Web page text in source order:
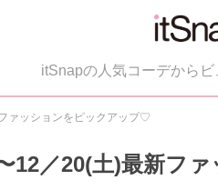
itSnapの人気コーデから
ァッションをピックアップ♡
12／20(土)最新フ